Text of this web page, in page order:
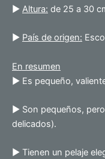
► Altura: de 25 a 30
► País de origen:
En resumen
► Es pequeño,
► Son pequeños,
delicados).
► Tienen un pelaje